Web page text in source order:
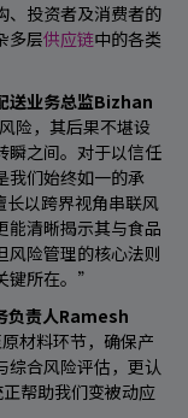
、投资者及消费者的
多层供应链中的各类
送业务总监Bizhan
险，其后果不堪设
之间。对于以信任
我们始终如一的承
长以跨界视角串联风
清晰揭示其与食品
风险管理的核心法则
键所在。”
负责人Ramesh
材料环节，确保产
合风险评估，更认
帮助我们变被动应